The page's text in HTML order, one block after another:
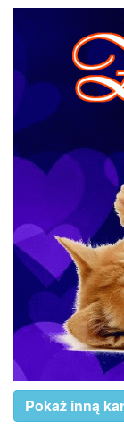
Pokaż inną